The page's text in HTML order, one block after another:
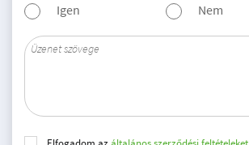
Igen Nem